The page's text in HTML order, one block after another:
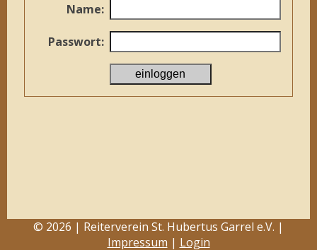
Name:
Passwort:
© 2026 | Reiterverein St. Hubertus Garrel e.V. |
Impressum | Login